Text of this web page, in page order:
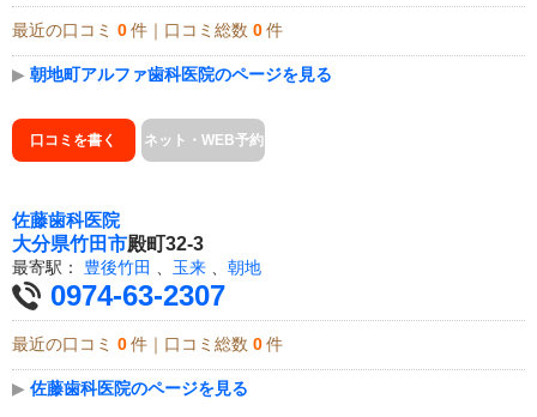
最近の口コミ 0 件｜口コミ総数 0 件
▶ 朝地町アルファ歯科医院のページを見る
口コミを書く ネット・WEB予約
佐藤歯科医院
大分県竹田市殿町32-3
最寄駅： 豊後竹田 玉来 朝地
0974-63-2307
最近の口コミ 0 件｜口コミ総数 0 件
▶ 佐藤歯科医院のページを見る